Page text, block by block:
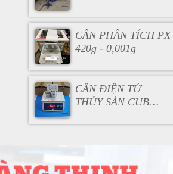
CÂN PHÂN TÍCH PX
420g - 0,001g
CÂN ĐIỆN TỬ
THỦY SẢN CUB